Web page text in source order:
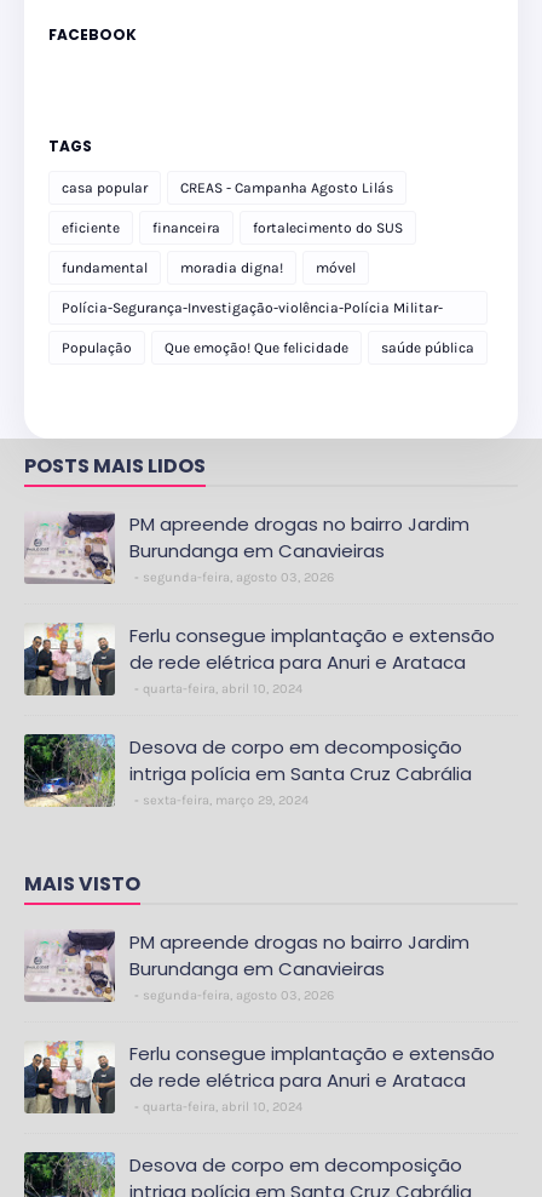
FACEBOOK
TAGS
casa popular CREAS - Campanha Agosto Lilás
eficiente financeira fortalecimento do SUS
fundamental moradia digna! móvel
Polícia-Segurança-Investigação-violência-Polícia Militar-
delegacia
População Que emoção! Que felicidade saúde pública
POSTS MAIS LIDOS
PM apreende drogas no bairro Jardim
Burundanga em Canavieiras
segunda-feira, agosto 03, 2026
Ferlu consegue implantação e extensão
de rede elétrica para Anuri e Arataca
quarta-feira, abril 10, 2024
Desova de corpo em decomposição
intriga polícia em Santa Cruz Cabrália
sexta-feira, março 29, 2024
MAIS VISTO
PM apreende drogas no bairro Jardim
Burundanga em Canavieiras
segunda-feira, agosto 03, 2026
Ferlu consegue implantação e extensão
de rede elétrica para Anuri e Arataca
quarta-feira, abril 10, 2024
Desova de corpo em decomposição
intriga polícia em Santa Cruz Cabrália